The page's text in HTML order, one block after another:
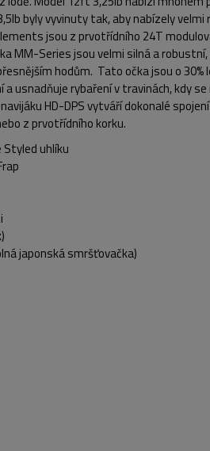
byly vyvinuty tak, aby nabízely velmi
jsou z prvotřídního 24T
MM-Series jsou velmi silná a
hodům. Tato očka jsou o 30%
usnadňuje rybaření v travinách, kdy
HD-DPS vytváří dokonalé
z prvotřídního korku.
Styled uhlíku
japonská smršťovačka)